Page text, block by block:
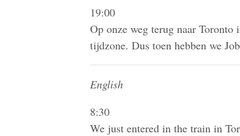
19:00
Op onze weg terug naar Toronto
tijdzone. Dus toen hebben we
English
8:30
We just entered in the train in